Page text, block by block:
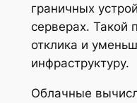
граничных
серверах. Такой
отклика и
инфраструктуру.
Облачные